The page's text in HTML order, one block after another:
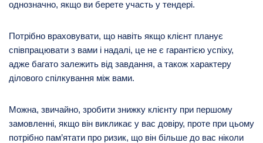
однозначно, якщо ви берете участь у тендері.
Потрібно враховувати, що навіть якщо клієнт планує
співпрацювати з вами і надалі, це не є гарантією успіху,
адже багато залежить від завдання, а також характеру
ділового спілкування між вами.
Можна, звичайно, зробити знижку клієнту при першому
замовленні, якщо він викликає у вас довіру, проте при цьому
потрібно пам’ятати про ризик, що він більше до вас ніколи